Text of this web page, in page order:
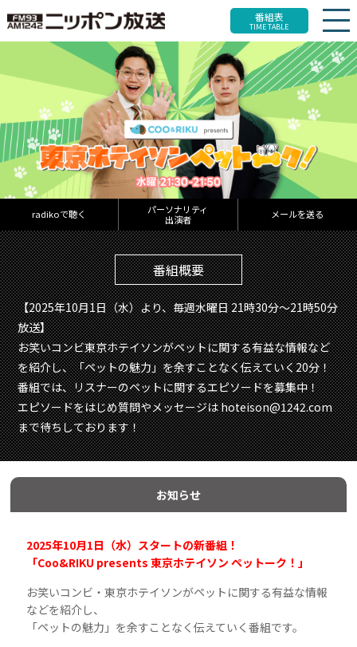
番組表
TIME TABLE
radikoで聴く
パーソナリティ
出演者
メールを送る
番組概要
【2025年10月1日（水）より、毎週水曜日 21時30分～21時50分
放送】
お笑いコンビ東京ホテイソンがペットに関する有益な情報など
を紹介し、「ペットの魅力」を余すことなく伝えていく20分！
番組では、リスナーのペットに関するエピソードを募集中！
エピソードをはじめ質問やメッセージは hoteison@1242.com
まで待ちしております！
お知らせ
2025年10月1日（水）スタートの新番組！
「Coo&RIKU presents 東京ホテイソン ペットーク！」
お笑いコンビ・東京ホテイソンがペットに関する有益な情報
などを紹介し、
「ペットの魅力」を余すことなく伝えていく番組です。